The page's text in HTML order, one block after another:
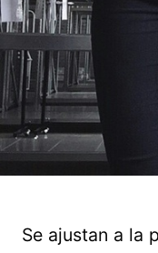
Se ajustan a la